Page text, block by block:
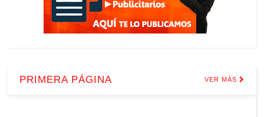
PRIMERA PÁGINA VER MÁS